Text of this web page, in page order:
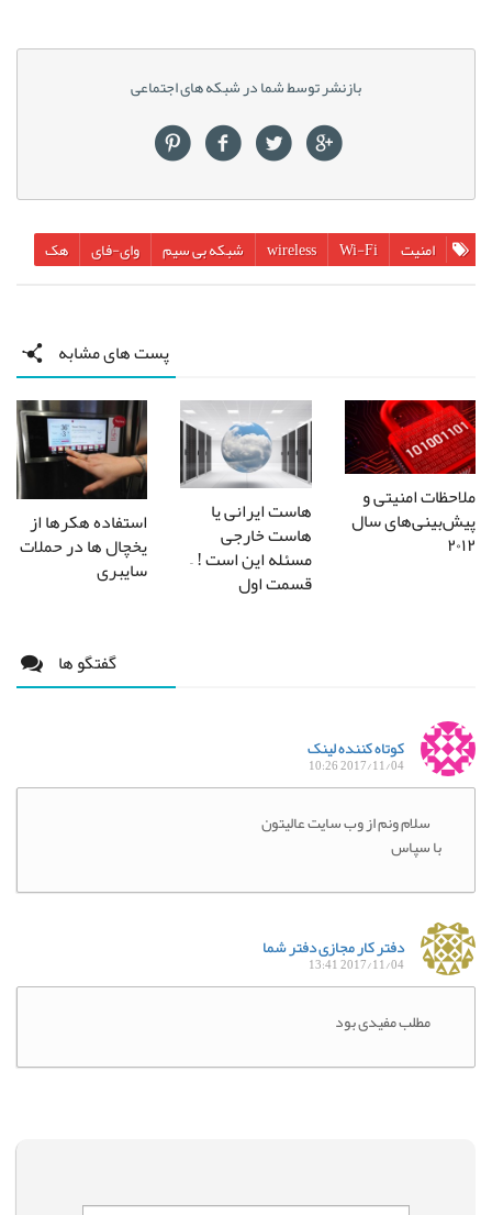
بازنشر توسط شما در شبکه های اجتماعی
امنیت Wi-Fi
wireless شبکه بی سیم وای-فای هک
پست های مشابه
ملاحظات امنیتی و
پیش‌بینی‌های سال
۲۰۱۲
هاست ایرانی یا
هاست خارجی
مسئله این است ! –
قسمت اول
استفاده هکرها از
یخچال ها در حملات
سایبری
گفتگو ها
کوتاه کننده لینک
2017/11/04 10:26
سلام ونم از وب سایت عالیتون
با سپاس
دفتر کار مجازی دفتر شما
2017/11/04 13:41
مطلب مفیدی بود